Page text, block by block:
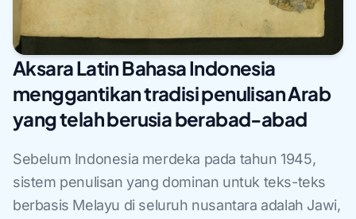
Aksara Latin Bahasa Indonesia
menggantikan tradisi penulisan Arab
yang telah berusia berabad-abad
Sebelum Indonesia merdeka pada tahun 1945,
sistem penulisan yang dominan untuk teks-teks
berbasis Melayu di seluruh nusantara adalah Jawi,